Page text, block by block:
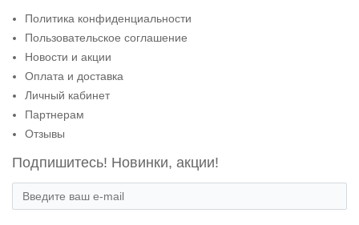
Политика конфиденциальности
Пользовательское соглашение
Новости и акции
Оплата и доставка
Личный кабинет
Партнерам
Отзывы
Подпишитесь! Новинки, акции!